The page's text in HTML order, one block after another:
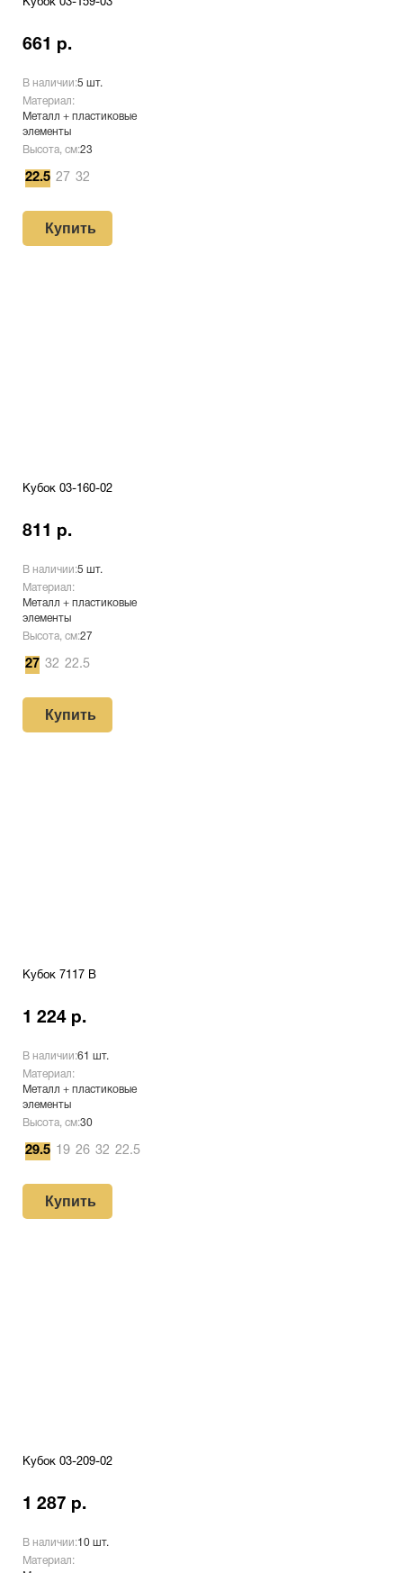
Кубок 03-159-03
661 р.
В наличии:5 шт.
Материал:
Металл + пластиковые
элементы
Высота, см:23
22.5 27 32
Купить
Кубок 03-160-02
811 р.
В наличии:5 шт.
Материал:
Металл + пластиковые
элементы
Высота, см:27
27 32 22.5
Купить
Кубок 7117 B
1 224 р.
В наличии:61 шт.
Материал:
Металл + пластиковые
элементы
Высота, см:30
29.5 19 26 32 22.5
Купить
Кубок 03-209-02
1 287 р.
В наличии:10 шт.
Материал: